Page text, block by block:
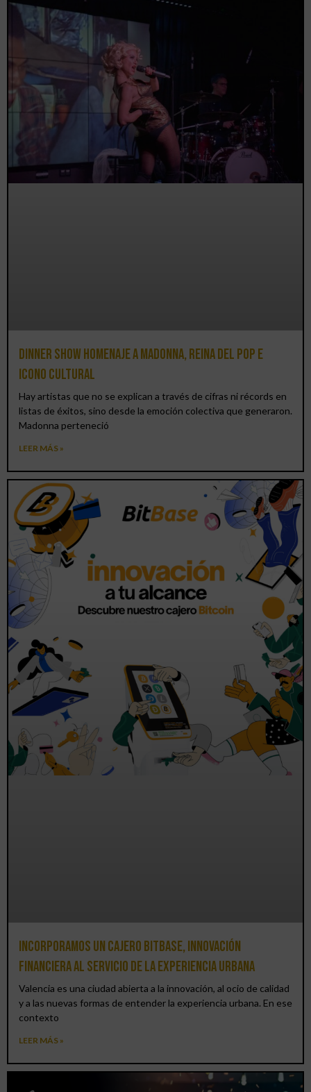
Dinner Show homenaje a Madonna, reina del pop e
icono cultural
Hay artistas que no se explican a través de cifras ni récords en
listas de éxitos, sino desde la emoción colectiva que generaron.
Madonna perteneció
LEER MÁS »
Incorporamos un cajero BitBase, innovación
financiera al servicio de la experiencia urbana
Valencia es una ciudad abierta a la innovación, al ocio de calidad
y a las nuevas formas de entender la experiencia urbana. En ese
contexto
LEER MÁS »